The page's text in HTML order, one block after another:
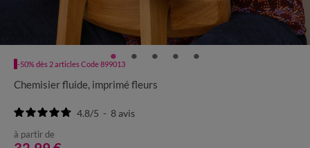
-50% dès 2 articles Code 899013
Chemisier fluide, imprimé fleurs
4.8/5 - 8avis
à partir de